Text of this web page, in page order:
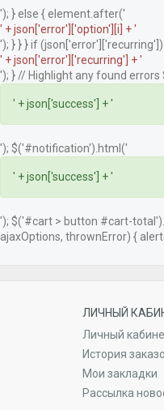
'); } else { element.after('
' + json['error']['option'][i] + '
'); } } } if
' + json['error']['recurring'] + '
'); } // Highlight any found
' + json['success'] + '
'); $('#notification').html('
' + json['success'] + '
'); $('#cart > button #cart-
ajaxOptions, thrownError) {
ЛИЧНЫЙ
Личный
История
Мои закладки
Рассылка